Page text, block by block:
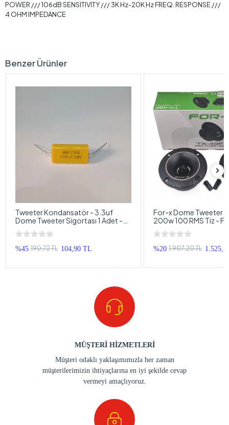
POWER /// 106dB SENSITIVITY /// 3K Hz-20K Hz FREQ. RESPONSE ///
4 OHM IMPEDANCE
Benzer Ürünler
Tweeter Kondansatör - 3.3uf
Dome Tweeter Sigortası 1 Adet -
Bütün Markalarla Uyumlu
%45 190,72 TL 104,90 TL
For-x Dome Tweeter
200w 100 RMS Tiz -
10cm Dome Tweeter
%20 1.907,20 TL
MÜŞTERİ HİZMETLERİ
Müşteri odaklı yaklaşımımızla her zaman
müşterilerimizin ihtiyaçlarına en iyi şekilde cevap
vermeyi amaçlıyoruz.